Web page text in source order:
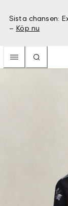
Sista chansen:
– Köp nu